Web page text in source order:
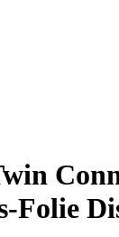
Folie